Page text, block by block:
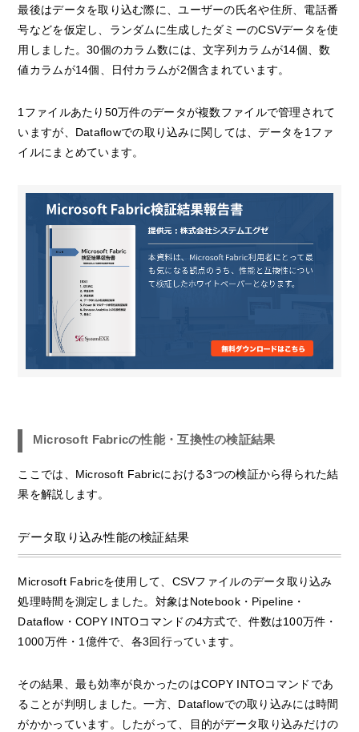
最後はデータを取り込む際に、ユーザーの氏名や住所、電話番
号などを仮定し、ランダムに生成したダミーのCSVデータを使
用しました。30個のカラム数には、文字列カラムが14個、数
値カラムが14個、日付カラムが2個含まれています。
1ファイルあたり50万件のデータが複数ファイルで管理されて
いますが、Dataflowでの取り込みに関しては、データを1ファ
イルにまとめています。
Microsoft Fabricの性能・互換性の検証結果
ここでは、Microsoft Fabricにおける3つの検証から得られた結
果を解説します。
データ取り込み性能の検証結果
Microsoft Fabricを使用して、CSVファイルのデータ取り込み
処理時間を測定しました。対象はNotebook・Pipeline・
Dataflow・COPY INTOコマンドの4方式で、件数は100万件・
1000万件・1億件で、各3回行っています。
その結果、最も効率が良かったのはCOPY INTOコマンドであ
ることが判明しました。一方、Dataflowでの取り込みには時間
がかかっています。したがって、目的がデータ取り込みだけの